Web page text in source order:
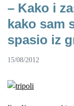
– Kako i
kako sam
spasio iz
15/08/2012